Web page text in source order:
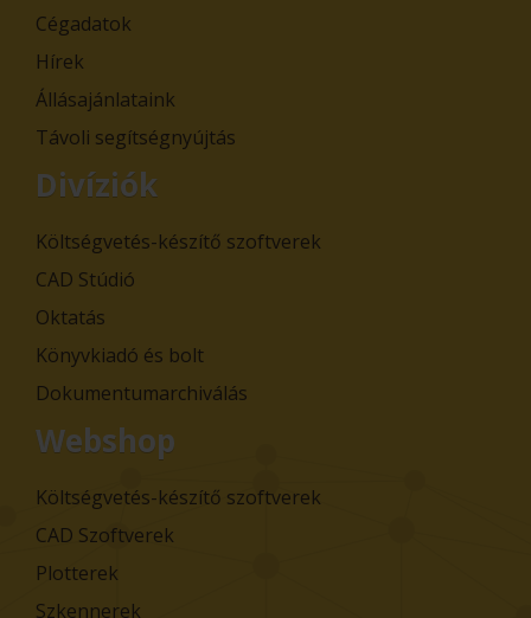
Cégadatok
Hírek
Állásajánlataink
Távoli segítségnyújtás
Divíziók
Költségvetés-készítő szoftverek
CAD Stúdió
Oktatás
Könyvkiadó és bolt
Dokumentumarchiválás
Webshop
Költségvetés-készítő szoftverek
CAD Szoftverek
Plotterek
Szkennerek